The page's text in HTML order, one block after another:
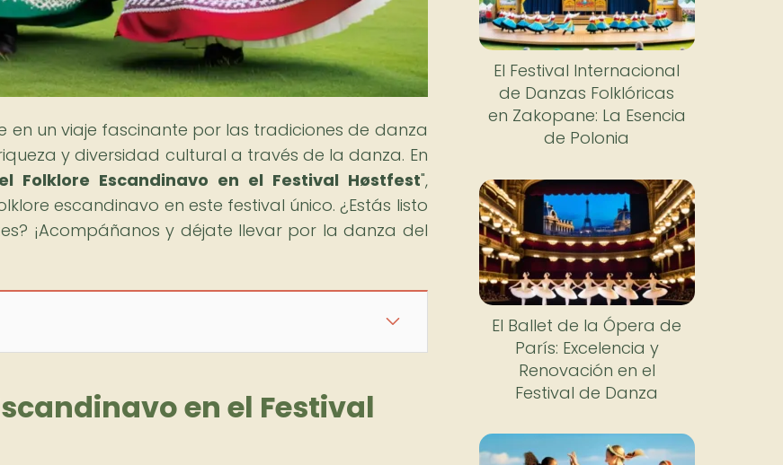
en un viaje fascinante por las tradiciones de danza
y diversidad cultural a través de la danza. En
Folklore Escandinavo en el Festival Høstfest",
escandinavo en este festival único. ¿Estás listo
¡Acompáñanos y déjate llevar por la danza del
en el Festival
El Festival Internacional
de Danzas Folklóricas
en Zakopane: La Esencia
de Polonia
El Ballet de la Ópera de
París: Excelencia y
Renovación en el
Festival de Danza